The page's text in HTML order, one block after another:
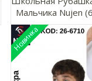
Мальчика Nujen